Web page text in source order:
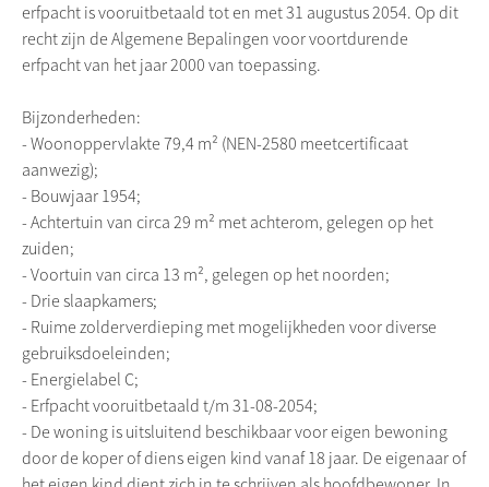
erfpacht is vooruitbetaald tot en met 31 augustus 2054. Op dit
recht zijn de Algemene Bepalingen voor voortdurende
erfpacht van het jaar 2000 van toepassing.
Bijzonderheden:
- Woonoppervlakte 79,4 m² (NEN-2580 meetcertificaat
aanwezig);
- Bouwjaar 1954;
- Achtertuin van circa 29 m² met achterom, gelegen op het
zuiden;
- Voortuin van circa 13 m², gelegen op het noorden;
- Drie slaapkamers;
- Ruime zolderverdieping met mogelijkheden voor diverse
gebruiksdoeleinden;
- Energielabel C;
- Erfpacht vooruitbetaald t/m 31-08-2054;
- De woning is uitsluitend beschikbaar voor eigen bewoning
door de koper of diens eigen kind vanaf 18 jaar. De eigenaar of